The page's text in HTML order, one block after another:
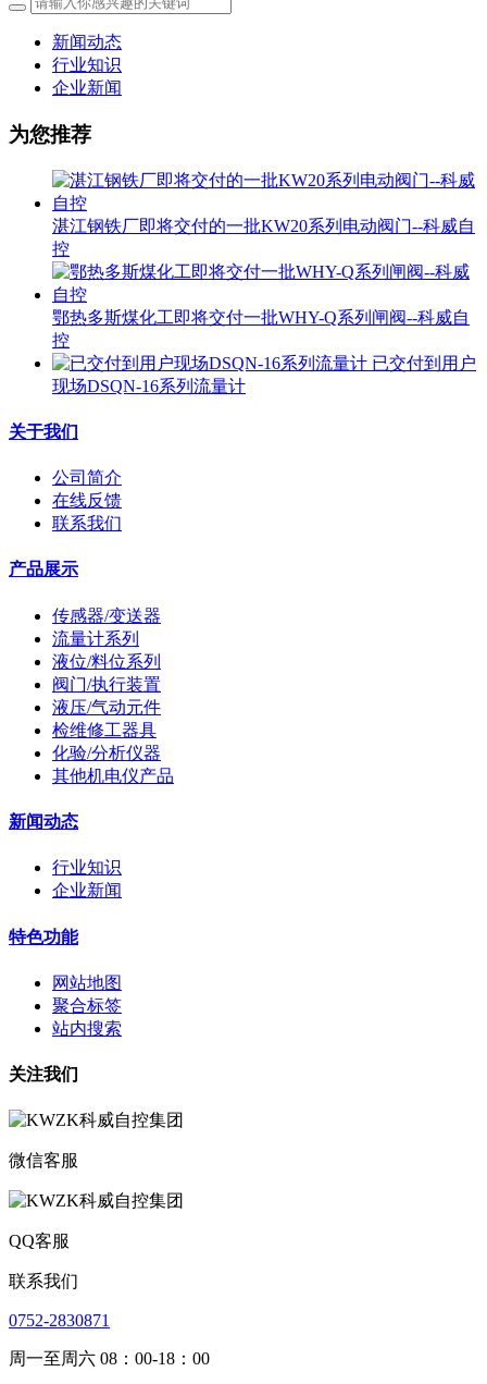
新闻动态
行业知识
企业新闻
为您推荐
湛江钢铁厂即将交付的一批KW20系列电动阀门--科威自
控
鄂热多斯煤化工即将交付一批WHY-Q系列闸阀--科威自
控
已交付到用户
现场DSQN-16系列流量计
关于我们
公司简介
在线反馈
联系我们
产品展示
传感器/变送器
流量计系列
液位/料位系列
阀门/执行装置
液压/气动元件
检维修工器具
化验/分析仪器
其他机电仪产品
新闻动态
行业知识
企业新闻
特色功能
网站地图
聚合标签
站内搜索
关注我们
微信客服
QQ客服
联系我们
0752-2830871
周一至周六 08：00-18：00